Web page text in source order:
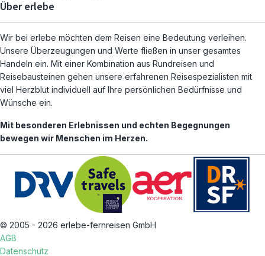
Über erlebe
Wir bei erlebe möchten dem Reisen eine Bedeutung verleihen.
Unsere Überzeugungen und Werte fließen in unser gesamtes
Handeln ein. Mit einer Kombination aus Rundreisen und
Reisebausteinen gehen unsere erfahrenen Reisespezialisten mit
viel Herzblut individuell auf Ihre persönlichen Bedürfnisse und
Wünsche ein.
Mit besonderen Erlebnissen und echten Begegnungen
bewegen wir Menschen im Herzen.
© 2005 - 2026 erlebe-fernreisen GmbH
AGB
Datenschutz